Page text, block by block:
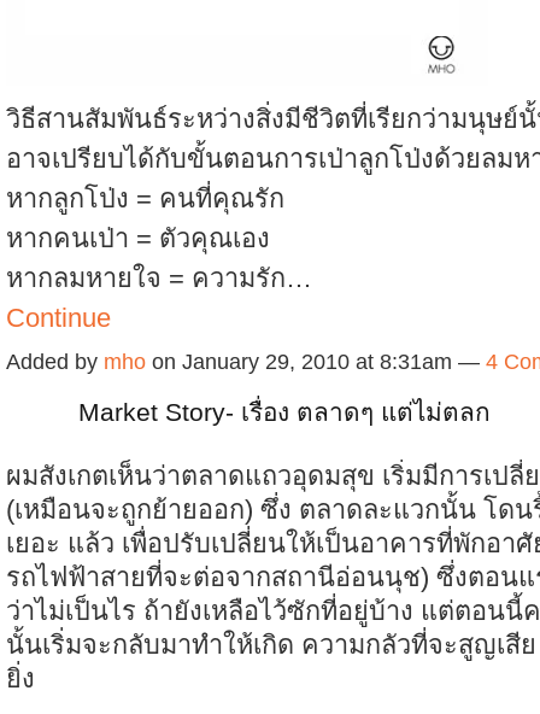
วิธีสานสัมพันธ์ระหว่างสิ่งมีชีวิตที่เรียกว่ามนุษย์
อาจเปรียบได้กับขั้นตอนการเป่าลูกโป่งด้วยลมห
หากลูกโป่ง = คนที่คุณรัก
หากคนเป่า = ตัวคุณเอง
หากลมหายใจ = ความรัก…
Continue
Added by mho on January 29, 2010 at 8:31am — 4
Market Story- เรื่อง ตลาดๆ แต่ไม่ตลก
ผมสังเกตเห็นว่าตลาดแถวอุดมสุข เริ่มมีการเปลี่
(เหมือนจะถูกย้ายออก) ซึ่ง ตลาดละแวกนั้น โดน
เยอะ แล้ว เพื่อปรับเปลี่ยนให้เป็นอาคารที่พักอาศั
รถไฟฟ้าสายที่จะต่อจากสถานีอ่อนนุช) ซึ่งตอน
ว่าไม่เป็นไร ถ้ายังเหลือไว้ซักที่อยู่บ้าง แต่ตอนนี้
นั้นเริ่มจะกลับมาทำให้เกิด ความกลัวที่จะสูญเสี
ยิ่ง